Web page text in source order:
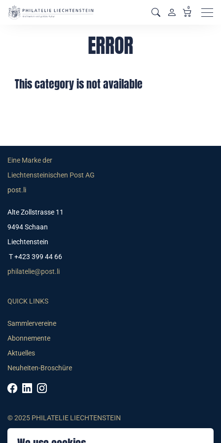
0
ERROR
This category is not available
Eine Marke der
Liechtensteinischen Post AG
post.li
Alte Zollstrasse 11
9494 Schaan
Liechtenstein
T +423 399 44 66
philatelie@post.li
QUICK LINKS
Sammlervereine
Abonnemente
Aktuelles
Neuheiten-Broschüre
© 2025 PHILATELIE LIECHTENSTEIN
AGB